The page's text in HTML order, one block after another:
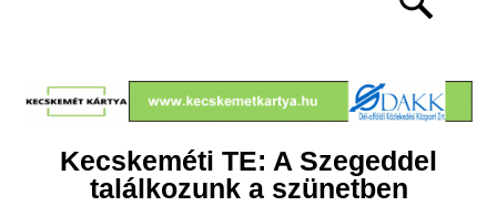
Kecskeméti TE: A Szegeddel
találkozunk a szünetben